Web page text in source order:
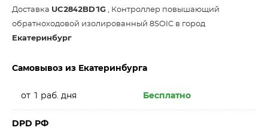
Доставка UC2842BD1G , Контроллер повышающий
обратноходовой изолированный 8SOIC в город
Екатеринбург
Самовывоз из Екатеринбурга
от 1 раб. дня Бесплатно
DPD РФ